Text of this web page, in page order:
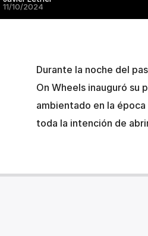
11/10/2024
Durante la noche del
On Wheels inauguró su
ambientado en la época
toda la intención de